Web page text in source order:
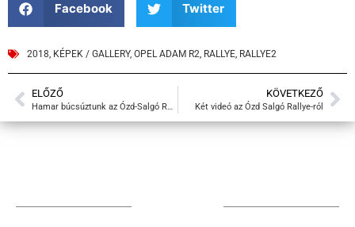
Facebook Twitter
2018 KÉPEK / GALLERY, OPEL ADAM R2 RALLYE RALLYE2
ELŐZŐ
Hamar búcsúztunk az Ózd-Salgó Rallye-n
KÖVETKEZŐ
Két videó az Ózd Salgó Rallye-ról